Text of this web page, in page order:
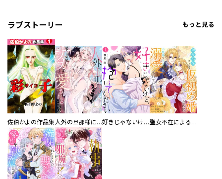
ラブストーリー もっと見る
佐伯かよの作品集 人外の旦那様に娶られ毎晩ナカまで愛される…。アンソロジー 好きじゃないけど、抱いてください【電子単行本版／特典おまけ付き】 聖女不在による仮初め婚なのに、不器用な王太子に溺愛されています【電子単行本版／特典おまけ付き】